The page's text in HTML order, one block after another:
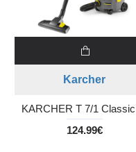
Karcher
124.99€